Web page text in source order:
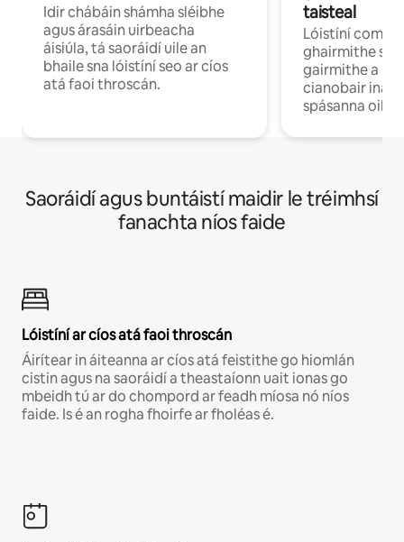
Idir chábáin shámha sléibhe
agus árasáin uirbeacha
áisiúla, tá saoráidí uile an
bhaile sna lóistíní seo ar cíos
atá faoi throscán.
taisteal
Lóistíní
ghairmithe
gairmithe a
cianobair ina
spásanna
Saoráidí agus buntáistí maidir le tréimhsí
fanachta níos faide
Lóistíní ar cíos atá faoi throscán
Áirítear in áiteanna ar cíos atá feistithe go hiomlán
cistin agus na saoráidí a theastaíonn uait ionas go
mbeidh tú ar do chompord ar feadh míosa nó níos
faide. Is é an rogha fhoirfe ar fholéas é.